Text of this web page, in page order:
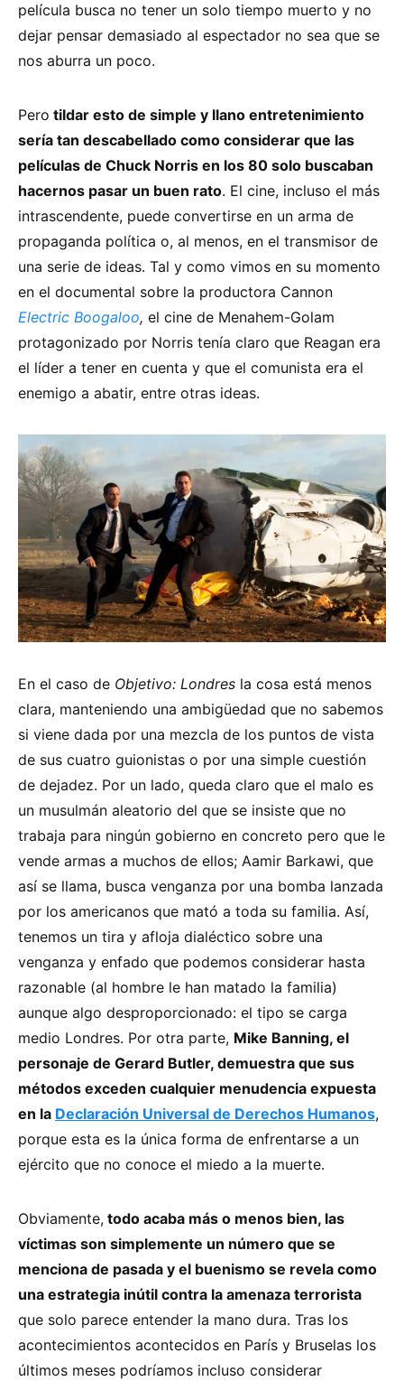
película busca no tener un solo tiempo muerto y no
dejar pensar demasiado al espectador no sea que se
nos aburra un poco.
Pero tildar esto de simple y llano entretenimiento
sería tan descabellado como considerar que las
películas de Chuck Norris en los 80 solo buscaban
hacernos pasar un buen rato. El cine, incluso el más
intrascendente, puede convertirse en un arma de
propaganda política o, al menos, en el transmisor de
una serie de ideas. Tal y como vimos en su momento
en el documental sobre la productora Cannon
Electric Boogaloo, el cine de Menahem-Golam
protagonizado por Norris tenía claro que Reagan era
el líder a tener en cuenta y que el comunista era el
enemigo a abatir, entre otras ideas.
En el caso de Objetivo: Londres la cosa está menos
clara, manteniendo una ambigüedad que no sabemos
si viene dada por una mezcla de los puntos de vista
de sus cuatro guionistas o por una simple cuestión
de dejadez. Por un lado, queda claro que el malo es
un musulmán aleatorio del que se insiste que no
trabaja para ningún gobierno en concreto pero que le
vende armas a muchos de ellos; Aamir Barkawi, que
así se llama, busca venganza por una bomba lanzada
por los americanos que mató a toda su familia. Así,
tenemos un tira y afloja dialéctico sobre una
venganza y enfado que podemos considerar hasta
razonable (al hombre le han matado la familia)
aunque algo desproporcionado: el tipo se carga
medio Londres. Por otra parte, Mike Banning, el
personaje de Gerard Butler, demuestra que sus
métodos exceden cualquier menudencia expuesta
en la Declaración Universal de Derechos Humanos,
porque esta es la única forma de enfrentarse a un
ejército que no conoce el miedo a la muerte.
Obviamente, todo acaba más o menos bien, las
víctimas son simplemente un número que se
menciona de pasada y el buenismo se revela como
una estrategia inútil contra la amenaza terrorista
que solo parece entender la mano dura. Tras los
acontecimientos acontecidos en París y Bruselas los
últimos meses podríamos incluso considerar